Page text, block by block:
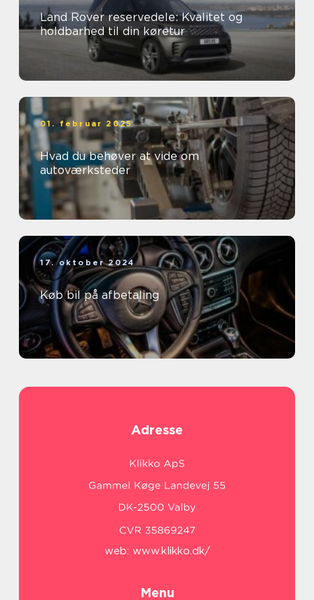
Land Rover reservedele: Kvalitet og
holdbarhed til din køretur
01. februar 2025
Hvad du behøver at vide om
autoværksteder
17. oktober 2024
Køb bil på afbetaling
Adresse
web: www.klikko.dk/
Menu